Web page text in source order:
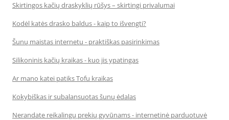
Skirtingos kačių draskyklių rūšys – skirtingi privalumai
Kodėl katės drasko baldus - kaip to išvengti?
Šunų maistas internetu - praktiškas pasirinkimas
Silikoninis kačių kraikas - kuo jis ypatingas
Ar mano katei patiks Tofu kraikas
Kokybiškas ir subalansuotas šunų ėdalas
Nerandate reikalingų prekių gyvūnams - internetinė parduotuvė